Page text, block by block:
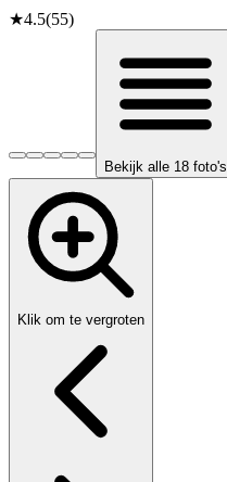
★4.5(55)
Bekijk alle 18 foto's
Klik om te vergroten